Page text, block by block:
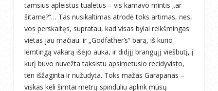
tamsius apleistus tualetus – vis kamavo mintis „ar
šitame?“… Tas nusikaltimas atrodė toks artimas, nes,
vos perskaitęs, supratau, kad visas bylai reikšmingas
vietas jau mačiau: ir „Godfather‘s“ barą, iš kurio
lemtingą vakarą išėjo auka, ir didįjį brangųjį viešbutį, į
kurį buvo nuvežta taksistu apsimetusio recidyvisto,
ten išžaginta ir nužudyta. Toks mažas Garapanas –
viskas keli šimtai metrų spinduliu aplink mūsų